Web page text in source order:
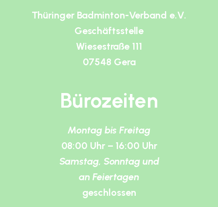
Thüringer Badminton-Verband e.V.
Geschäftsstelle
Wiesestraße 111
07548 Gera
Bürozeiten
Montag bis Freitag
08:00 Uhr – 16:00 Uhr
Samstag, Sonntag und
an Feiertagen
geschlossen